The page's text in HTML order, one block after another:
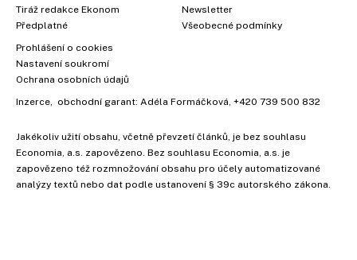
Tiráž redakce Ekonom
Předplatné
Newsletter
Všeobecné podmínky
Prohlášení o cookies
Nastavení soukromí
Ochrana osobních údajů
Inzerce, obchodní garant: Adéla Formáčková, +420 739 500 832
Jakékoliv užití obsahu, včetně převzetí článků, je bez souhlasu
Economia, a.s. zapovězeno. Bez souhlasu Economia, a.s. je
zapovězeno též rozmnožování obsahu pro účely automatizované
analýzy textů nebo dat podle ustanovení § 39c autorského zákona.